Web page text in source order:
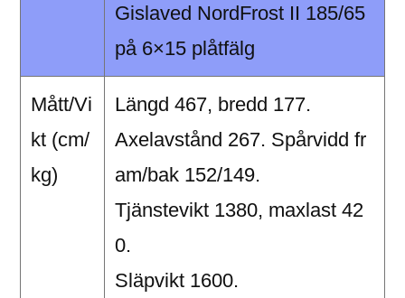
Gislaved NordFrost II 185/65
på 6×15 plåtfälg
Mått/Vi
kt (cm/
kg)
Längd 467, bredd 177.
Axelavstånd 267. Spårvidd fr
am/bak 152/149.
Tjänstevikt 1380, maxlast 42
0.
Släpvikt 1600.